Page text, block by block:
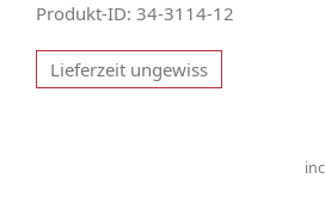
Produkt-ID: 34-3114-12
Lieferzeit ungewiss